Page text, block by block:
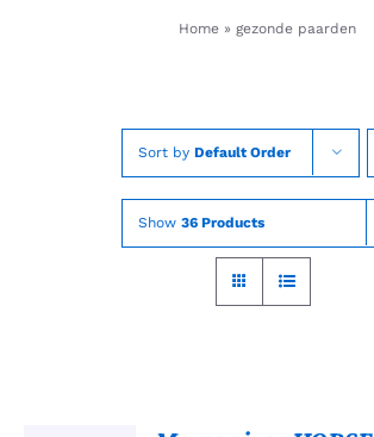
Home» gezonde paarden
Sort by Default Order
Show 36 Products